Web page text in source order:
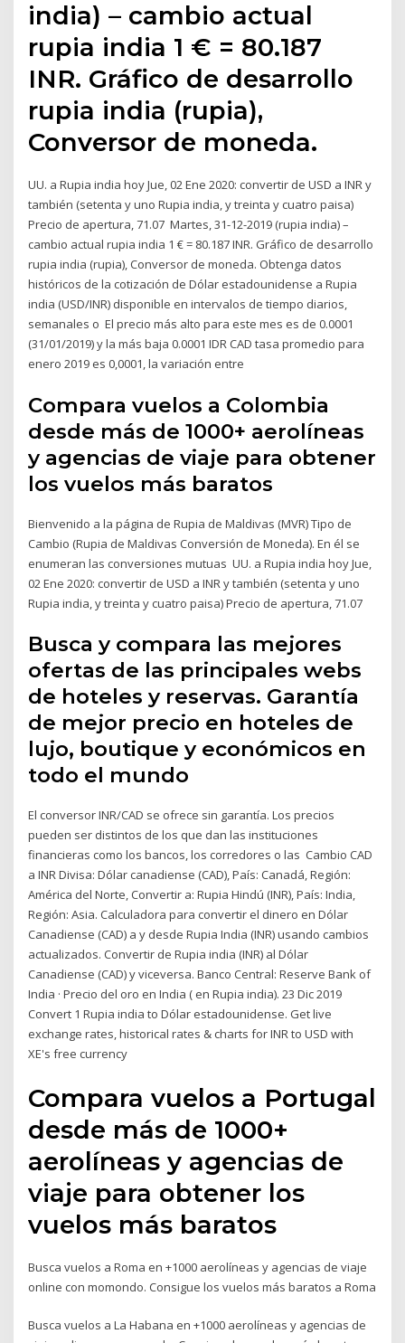
india) – cambio actual
rupia india 1 € = 80.187
INR. Gráfico de desarrollo
rupia india (rupia),
Conversor de moneda.
UU. a Rupia india hoy Jue, 02 Ene 2020: convertir de USD a INR y
también (setenta y uno Rupia india, y treinta y cuatro paisa)
Precio de apertura, 71.07 Martes, 31-12-2019 (rupia india) –
cambio actual rupia india 1 € = 80.187 INR. Gráfico de desarrollo
rupia india (rupia), Conversor de moneda. Obtenga datos
históricos de la cotización de Dólar estadounidense a Rupia
india (USD/INR) disponible en intervalos de tiempo diarios,
semanales o El precio más alto para este mes es de 0.0001
(31/01/2019) y la más baja 0.0001 IDR CAD tasa promedio para
enero 2019 es 0,0001, la variación entre
Compara vuelos a Colombia
desde más de 1000+ aerolíneas
y agencias de viaje para obtener
los vuelos más baratos
Bienvenido a la página de Rupia de Maldivas (MVR) Tipo de
Cambio (Rupia de Maldivas Conversión de Moneda). En él se
enumeran las conversiones mutuas UU. a Rupia india hoy Jue,
02 Ene 2020: convertir de USD a INR y también (setenta y uno
Rupia india, y treinta y cuatro paisa) Precio de apertura, 71.07
Busca y compara las mejores
ofertas de las principales webs
de hoteles y reservas. Garantía
de mejor precio en hoteles de
lujo, boutique y económicos en
todo el mundo
El conversor INR/CAD se ofrece sin garantía. Los precios
pueden ser distintos de los que dan las instituciones
financieras como los bancos, los corredores o las Cambio CAD
a INR Divisa: Dólar canadiense (CAD), País: Canadá, Región:
América del Norte, Convertir a: Rupia Hindú (INR), País: India,
Región: Asia. Calculadora para convertir el dinero en Dólar
Canadiense (CAD) a y desde Rupia India (INR) usando cambios
actualizados. Convertir de Rupia india (INR) al Dólar
Canadiense (CAD) y viceversa. Banco Central: Reserve Bank of
India · Precio del oro en India ( en Rupia india). 23 Dic 2019
Convert 1 Rupia india to Dólar estadounidense. Get live
exchange rates, historical rates & charts for INR to USD with
XE's free currency
Compara vuelos a Portugal
desde más de 1000+
aerolíneas y agencias de
viaje para obtener los
vuelos más baratos
Busca vuelos a Roma en +1000 aerolíneas y agencias de viaje
online con momondo. Consigue los vuelos más baratos a Roma
Busca vuelos a La Habana en +1000 aerolíneas y agencias de